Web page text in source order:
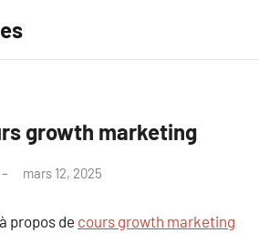
growth marketing
mars 12, 2025
propos de cours growth marketing